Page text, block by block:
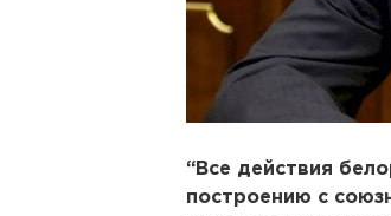
“Все действия
построению с